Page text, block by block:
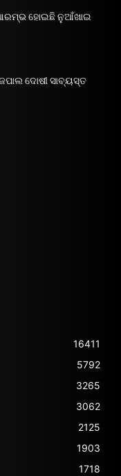
ହୋଇଛି ନୁଆଁଖାଇ
ଦୋଷୀ ସାବ୍ୟସ୍ତ
16411
5792
3265
3062
2125
1903
1718